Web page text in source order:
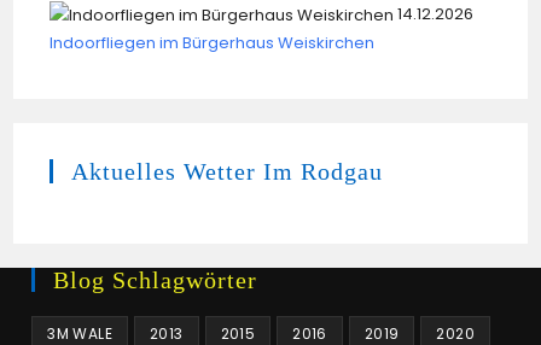
14.12.2026
Indoorfliegen im Bürgerhaus Weiskirchen
Aktuelles Wetter Im Rodgau
Blog Schlagwörter
3M WALE 2013 2015 2016 2019 2020